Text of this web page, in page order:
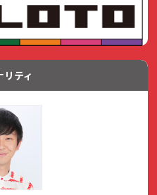
ティ